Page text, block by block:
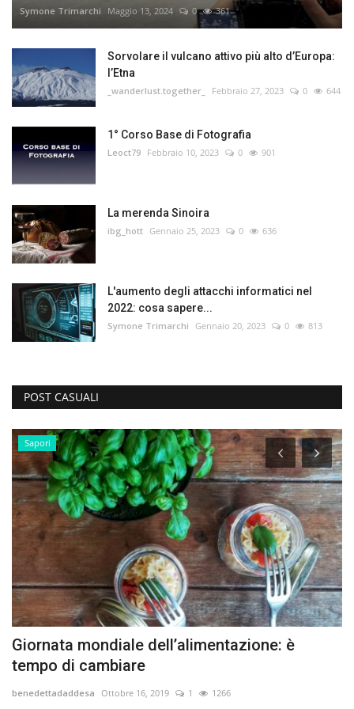
Symone Trimarchi Maggio 13, 2024 0 361
Sorvolare il vulcano attivo più alto d’Europa:
l’Etna
_wanderlust.together_ Febbraio 27, 2023 0 644
1° Corso Base di Fotografia
Leoct79 Febbraio 10, 2023 0 901
La merenda Sinoira
ibg_hott Gennaio 25, 2023 0 636
L'aumento degli attacchi informatici nel
2022: cosa sapere...
Symone Trimarchi Gennaio 20, 2023 0 813
POST CASUALI
Sapori
Giornata mondiale dell’alimentazione: è
tempo di cambiare
benedettadaddesa Ottobre 16, 2019 1 1266